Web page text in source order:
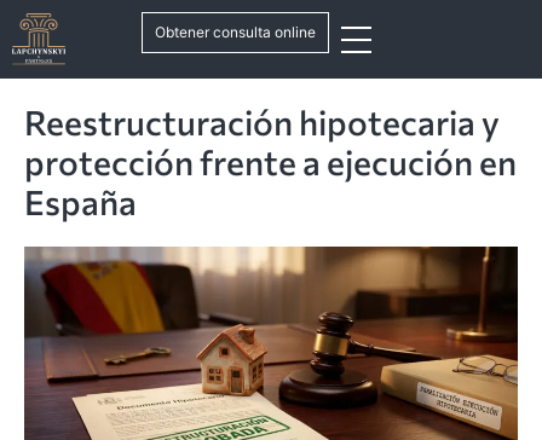
Obtener consulta online
Reestructuración hipotecaria y
protección frente a ejecución en
España